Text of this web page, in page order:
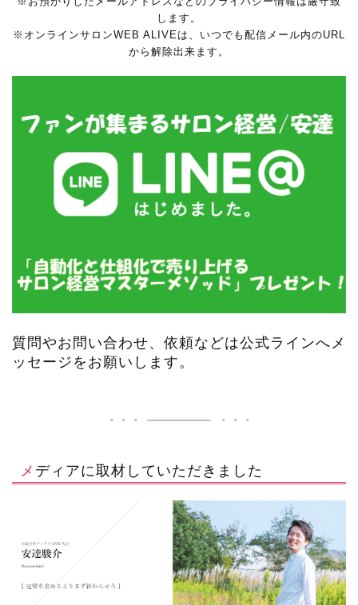
します。
※オンラインサロンWEB ALIVEは、いつでも配信メール内のURL
から解除出来ます。
質問やお問い合わせ、依頼などは公式ラインへメ
ッセージをお願いします。
メディアに取材していただきました